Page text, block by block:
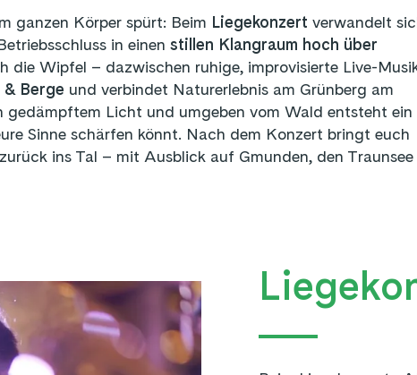
ganzen Körper spürt: Beim Liegekonzert verwandelt
in einen stillen Klangraum hoch über
die Wipfel – dazwischen ruhige, improvisierte Live-
Berge und verbindet Naturerlebnis am Grünberg am
gedämpftem Licht und umgeben vom Wald entsteht ein
Sinne schärfen könnt. Nach dem Konzert bringt euch
zurück ins Tal – mit Ausblick auf Gmunden, den Traunsee